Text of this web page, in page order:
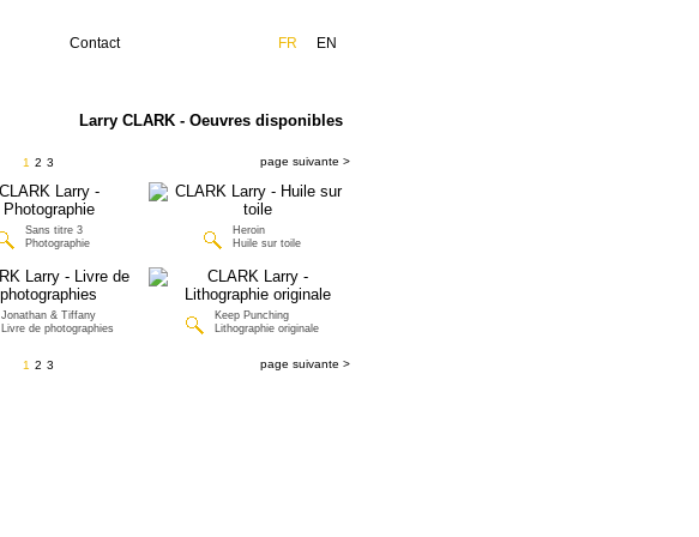
Contact FR EN
Larry CLARK - Oeuvres disponibles
1 2 3 page suivante >
Sans titre 3
Photographie
Heroin
Huile sur toile
Jonathan & Tiffany
Livre de photographies
Keep Punching
Lithographie originale
1 2 3 page suivante >